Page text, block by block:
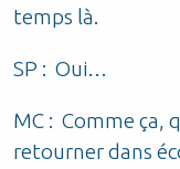
temps là.
SP : Oui…
MC : Comme ça,
retourner dans